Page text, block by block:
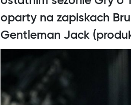
oparty na zapiskach
Gentleman Jack